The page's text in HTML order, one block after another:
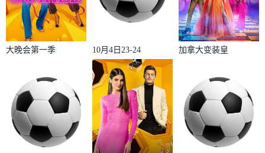
大晚会第一季
10月4日23-24
赛季欧冠小组
赛第2轮那不
勒斯VS皇家
马德里
加拿大变装皇
对阵世界
2022